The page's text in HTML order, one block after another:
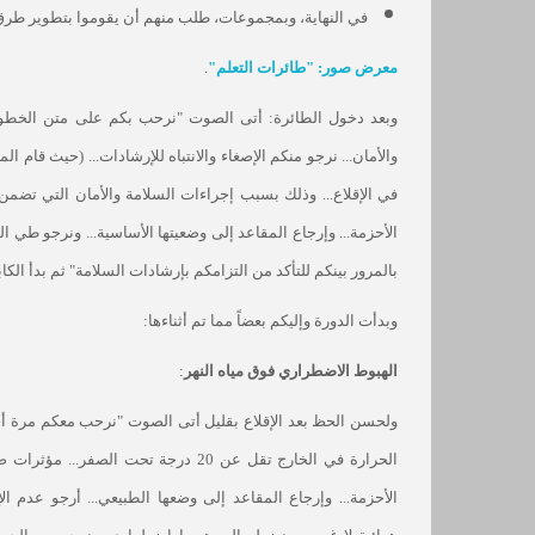
في النهاية، وبمجموعات، طلب منهم أن يقوموا بتطوير
معرض صور: "طائرات التعلم".
وبعد دخول الطائرة: أتى الصوت "نرحب بكم على متن
والأمان... نرجو منكم الإصغاء والانتباه للإرشادات... (حيث
في الإقلاع... وذلك بسبب إجراءات السلامة والأمان التي
الأحزمة... وإرجاع المقاعد إلى وضعيتها الأساسية... ونرجو
بالمرور بينكم للتأكد من التزامكم بإرشادات السلامة" ثم بدأ
وبدأت الدورة وإليكم بعضاً مما تم أثناءها:
الهبوط الاضطراري فوق مياه النهر :
الحرارة في الخارج تقل عن 20 درجة
الأحزمة... وإرجاع المقاعد إلى وضعها الطبيعي... أرجو